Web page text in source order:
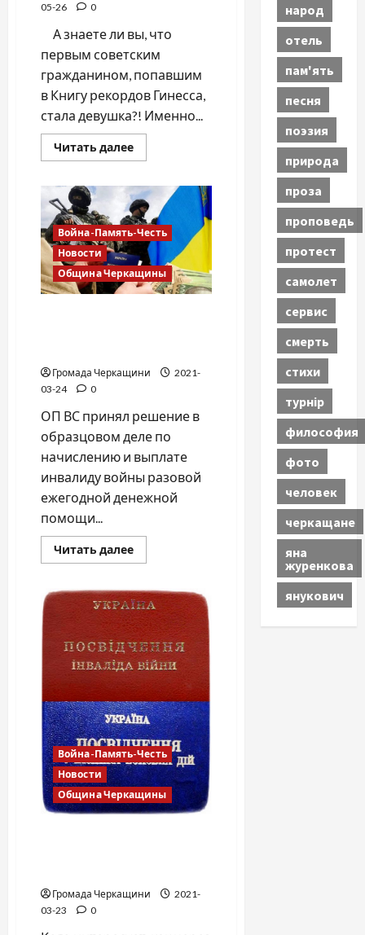
05-26 0
⠀ А знаете ли вы, что
первым советским
гражданином, попавшим
в Книгу рекордов Гинесса,
стала девушка?! Именно...
Читать далееПрочитать
больше
ДЕВОЧКА
ЛИДА
Война-Память-Честь
Новости
Община Черкащины
Громада Черкащини
2021-
03-24
0
ОП ВС принял решение в
образцовом деле по
начислению и выплате
инвалиду войны разовой
ежегодной денежной
помощи...
Читать далееПрочитать
больше
НОВОСТЬ
ДЛЯ
УЧАСТНИКОВ
АТО
(ООС),
УБД,
ИНВАЛИДОВ
ВОЙНЫ
Война-Память-Честь
Новости
Община Черкащины
Громада Черкащини
2021-
03-23
0
народ
отель
пам'ять
песня
поэзия
природа
проза
проповедь
протест
самолет
сервис
смерть
стихи
турнір
философия
фото
человек
черкащане
яна
журенкова
янукович